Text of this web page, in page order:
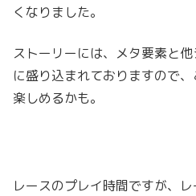
くなりました。
ストーリーには、メタ要素と
に盛り込まれておりますので
楽しめるかも。
レースのプレイ時間ですが、